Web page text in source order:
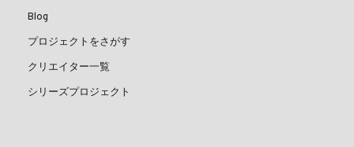
Blog
プロジェクトをさがす
クリエイター一覧
シリーズプロジェクト